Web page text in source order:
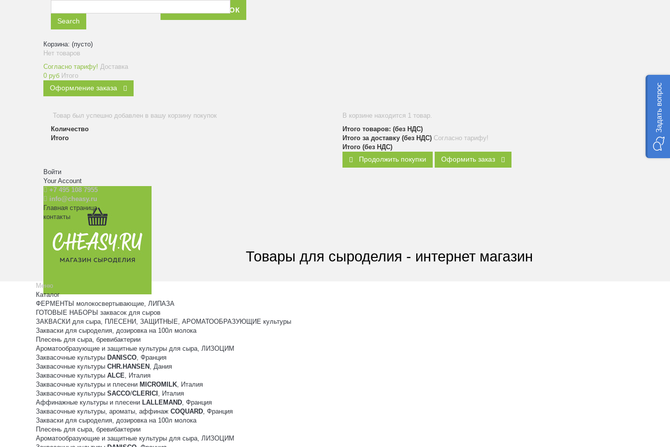
ЗАКАЗАТЬ ЗВОНОК
Search
Корзина: (пусто)
Нет товаров
Согласно тарифу! Доставка
0 руб Итого
Оформление заказа
Товар был успешно добавлен в вашу корзину покупок
Количество
Итого
В корзине находится 1 товар.
Итого товаров: (без НДС)
Итого за доставку (без НДС) Согласно тарифу!
Итого (без НДС)
Продолжить покупки Оформить заказ
Войти
Your Account
+7 495 108 7955
info@cheasy.ru
Главная страница
контакты
Товары для сыроделия - интернет магазин
Меню
Каталог
ФЕРМЕНТЫ молокосвертывающие, ЛИПАЗА
ГОТОВЫЕ НАБОРЫ заквасок для сыров
ЗАКВАСКИ для сыра, ПЛЕСЕНИ, ЗАЩИТНЫЕ, АРОМАТООБРАЗУЮЩИЕ культуры
Закваски для сыроделия, дозировка на 100л молока
Плесень для сыра, бревибактерии
Ароматообразующие и защитные культуры для сыра, ЛИЗОЦИМ
Заквасочные культуры DANISCO, Франция
Заквасочные культуры CHR.HANSEN , Дания
Заквасочные культуры ALCE, Италия
Заквасочные культуры и плесени MICROMILK, Италия
Заквасочные культуры SACCO/CLERICI , Италия
Аффинажные культуры и плесени LALLEMAND, Франция
Заквасочные культуры, ароматы, аффинаж COQUARD, Франция
Закваски для сыроделия, дозировка на 100л молока
Плесень для сыра, бревибактерии
Ароматообразующие и защитные культуры для сыра, ЛИЗОЦИМ
Задать вопрос